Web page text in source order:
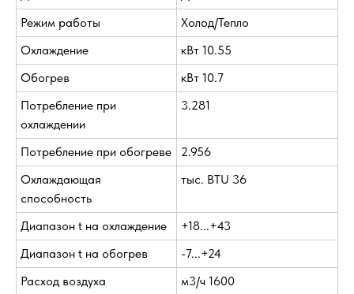
Режим работы
Холод/Тепло
Охлаждение
кВт 10.55
Обогрев
кВт 10.7
Потребление при
охлаждении
3.281
Потребление при обогреве
2.956
Охлаждающая
способность
тыс. BTU 36
Диапазон t на охлаждение
+18...+43
Диапазон t на обогрев
-7...+24
Расход воздуха
м3/ч 1600